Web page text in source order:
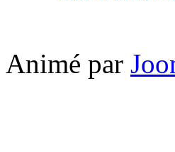
Animé par